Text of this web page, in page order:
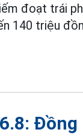
đoạt trái
140 triệu